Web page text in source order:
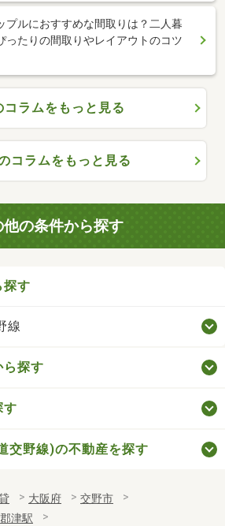
プルにおすすめな間取りは？二人暮
ったりの間取りやレイアウトのコツ
コラムをもっと見る
コラムをもっと見る
他の条件から探す
探す
線
ら探す
す
交野線)の不動産を探す
大阪府
交野市
郡津駅